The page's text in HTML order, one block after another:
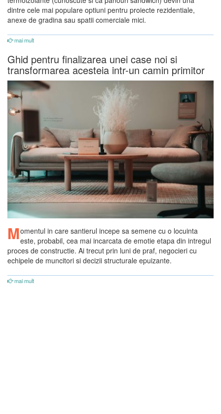
dintre cele mai populare optiuni pentru proiecte rezidentiale,
anexe de gradina sau spatii comerciale mici.
mai mult
Ghid pentru finalizarea unei case noi si
transformarea acesteia intr-un camin primitor
Momentul in care santierul incepe sa semene cu o locuinta
este, probabil, cea mai incarcata de emotie etapa din intregul
proces de constructie. Ai trecut prin luni de praf, negocieri cu
echipele de muncitori si decizii structurale epuizante.
mai mult